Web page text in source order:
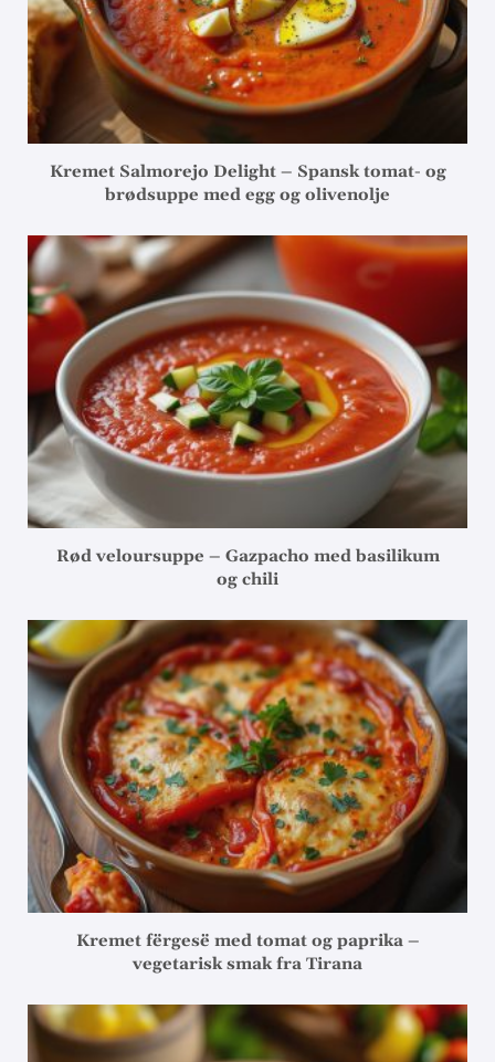
Kremet Salmorejo Delight – Spansk tomat- og
brødsuppe med egg og olivenolje
Rød veloursuppe – Gazpacho med basilikum
og chili
Kremet fërgesë med tomat og paprika –
vegetarisk smak fra Tirana